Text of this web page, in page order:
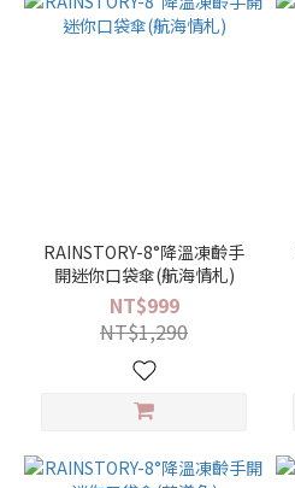
(10)
RAINSTORY-8°降溫凍齡手
開迷你口袋傘(航海情札)
NT$999
NT$1,290